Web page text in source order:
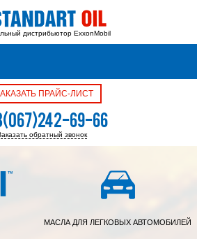
дистрибьютор ExxonMobil
ПРАЙС-ЛИСТ
69-66
39-05
обратный звонок
МАСЛА ДЛЯ ЛЕГКОВЫХ АВТОМОБИЛЕЙ